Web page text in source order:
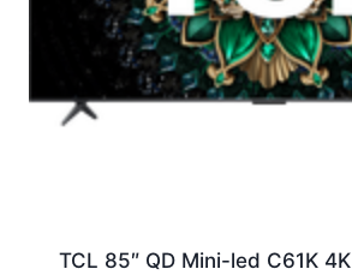
TCL 85″ QD Mini-led C61K 4K